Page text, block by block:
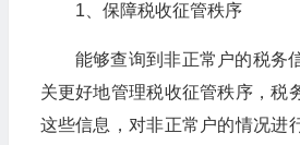
1、保障税收征管秩序
能够查询到非正常户的税务
关更好地管理税收征管秩序，税
这些信息，对非正常户的情况进